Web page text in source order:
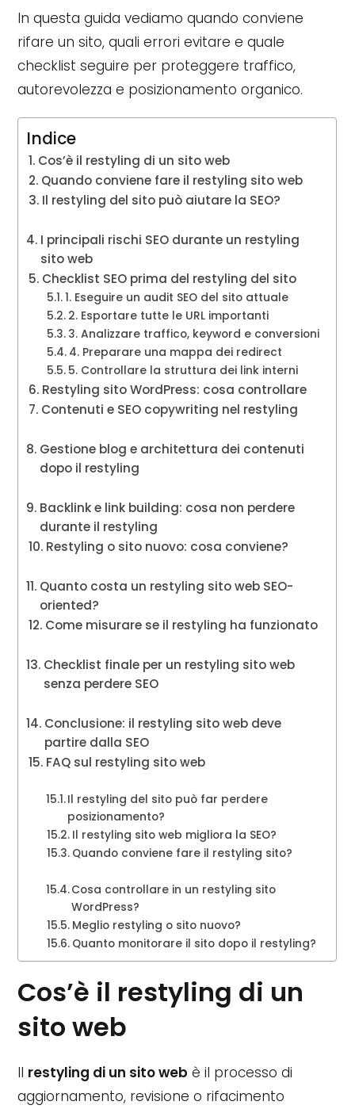
In questa guida vediamo quando conviene
rifare un sito, quali errori evitare e quale
checklist seguire per proteggere traffico,
autorevolezza e posizionamento organico.
Indice
Cos’è il restyling di un sito web
Quando conviene fare il restyling sito web
Il restyling del sito può aiutare la SEO?
I principali rischi SEO durante un restyling
sito web
Checklist SEO prima del restyling del sito
1. Eseguire un audit SEO del sito attuale
2. Esportare tutte le URL importanti
3. Analizzare traffico, keyword e conversioni
4. Preparare una mappa dei redirect
5. Controllare la struttura dei link interni
Restyling sito WordPress: cosa controllare
Contenuti e SEO copywriting nel restyling
Gestione blog e architettura dei contenuti
dopo il restyling
Backlink e link building: cosa non perdere
durante il restyling
Restyling o sito nuovo: cosa conviene?
Quanto costa un restyling sito web SEO-
oriented?
Come misurare se il restyling ha funzionato
Checklist finale per un restyling sito web
senza perdere SEO
Conclusione: il restyling sito web deve
partire dalla SEO
FAQ sul restyling sito web
Il restyling del sito può far perdere
posizionamento?
Il restyling sito web migliora la SEO?
Quando conviene fare il restyling sito?
Cosa controllare in un restyling sito
WordPress?
Meglio restyling o sito nuovo?
Quanto monitorare il sito dopo il restyling?
Cos’è il restyling di un
sito web
Il restyling di un sito web è il processo di
aggiornamento, revisione o rifacimento